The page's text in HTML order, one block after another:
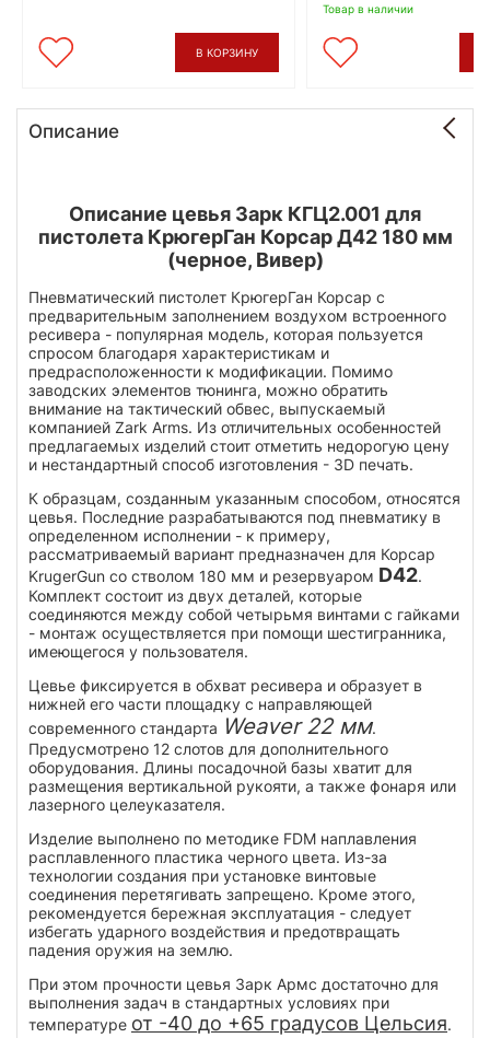
В КОРЗИНУ
Товар в наличии
Описание
Описание цевья Зарк КГЦ2.001 для
пистолета КрюгерГан Корсар Д42 180 мм
(черное, Вивер)
Пневматический пистолет КрюгерГан Корсар с
предварительным заполнением воздухом встроенного
ресивера - популярная модель, которая пользуется
спросом благодаря характеристикам и
предрасположенности к модификации. Помимо
заводских элементов тюнинга, можно обратить
внимание на тактический обвес, выпускаемый
компанией Zark Arms. Из отличительных особенностей
предлагаемых изделий стоит отметить недорогую цену
и нестандартный способ изготовления - 3D печать.
К образцам, созданным указанным способом, относятся
цевья. Последние разрабатываются под пневматику в
определенном исполнении - к примеру,
рассматриваемый вариант предназначен для Корсар
KrugerGun со стволом 180 мм и резервуаром D42.
Комплект состоит из двух деталей, которые
соединяются между собой четырьмя винтами с гайками
- монтаж осуществляется при помощи шестигранника,
имеющегося у пользователя.
Цевье фиксируется в обхват ресивера и образует в
нижней его части площадку с направляющей
современного стандарта Weaver 22 мм.
Предусмотрено 12 слотов для дополнительного
оборудования. Длины посадочной базы хватит для
размещения вертикальной рукояти, а также фонаря или
лазерного целеуказателя.
Изделие выполнено по методике FDM наплавления
расплавленного пластика черного цвета. Из-за
технологии создания при установке винтовые
соединения перетягивать запрещено. Кроме этого,
рекомендуется бережная эксплуатация - следует
избегать ударного воздействия и предотвращать
падения оружия на землю.
При этом прочности цевья Зарк Армс достаточно для
выполнения задач в стандартных условиях при
температуре от -40 до +65 градусов Цельсия.